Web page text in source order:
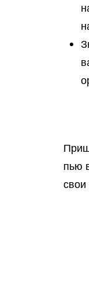
пью
свои